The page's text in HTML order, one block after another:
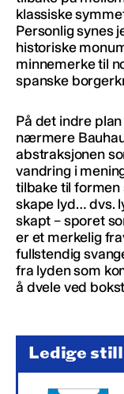
klassiske
Personlig synes
historiske
minnemerke til
spanske
På det indre
nærmere
abstraksjonen
vandring i
tilbake til formen
skape lyd… dvs.
skapt – sporet
er et merkelig
fullstendig
fra lyden som
å dvele ved
Ledige